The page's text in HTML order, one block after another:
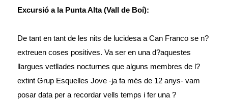
Excursió a la Punta Alta (Vall de Boí):
De tant en tant de les nits de lucidesa a Can Franco se n?
extreuen coses positives. Va ser en una d?aquestes
llargues vetllades nocturnes que alguns membres de l?
extint Grup Esquelles Jove -ja fa més de 12 anys- vam
posar data per a recordar vells temps i fer una ?